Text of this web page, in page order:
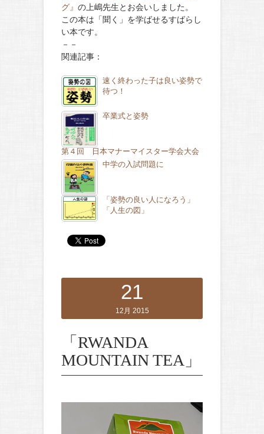
グ』 の上嶋先生とお会いしました。
この本は「聞く」を学ばせるすばらし
い本です。
－－
関連記事：
速く終わった子は良い姿勢で
待つ！
卒業式と姿勢
第４回 日本マナーマイスター学会大会
中学の入試問題に
「姿勢の良い人になろう」
「人生の図」
21
12月 2015
「RWANDA
MOUNTAIN TEA」